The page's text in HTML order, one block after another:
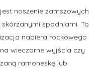
noszenie zamszowych
spodniami. To
nabiera rockowego
wieczorne wyjścia czy
ramoneskę lub